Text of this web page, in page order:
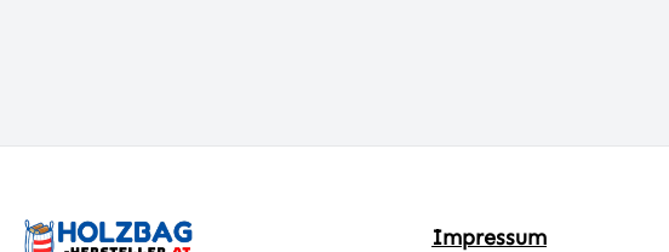
Impressum